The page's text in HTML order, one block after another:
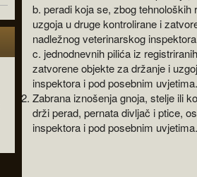
b. peradi koja se, zbog
uzgoja u druge kontrolirane i
nadležnog veterinarskog
c. jednodnevnih pilića iz
zatvorene objekte za držanje i
inspektora i pod posebnim uvjetima.
Zabrana iznošenja gnoja, stelje ili
drži perad, pernata divljač i ptice,
inspektora i pod posebnim uvjetima.